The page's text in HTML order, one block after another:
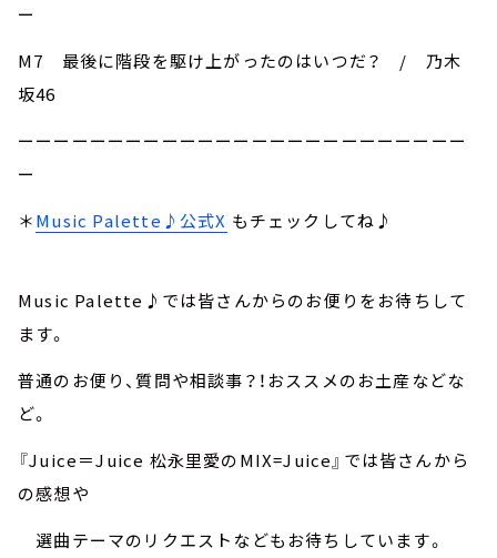
ー
M7 最後に階段を駆け上がったのはいつだ？ / 乃木
坂46
ーーーーーーーーーーーーーーーーーーーーーーーーー
ー
＊Music Palette♪公式X もチェックしてね♪
Music Palette♪では皆さんからのお便りをお待ちして
ます。
普通のお便り、質問や相談事？！おススメのお土産などな
ど。
『Juice＝Juice 松永里愛のMIX=Juice』では皆さんから
の感想や
選曲テーマのリクエストなどもお待ちしています。